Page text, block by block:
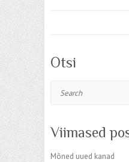
Otsi
Viimased
Mõned uued kanad